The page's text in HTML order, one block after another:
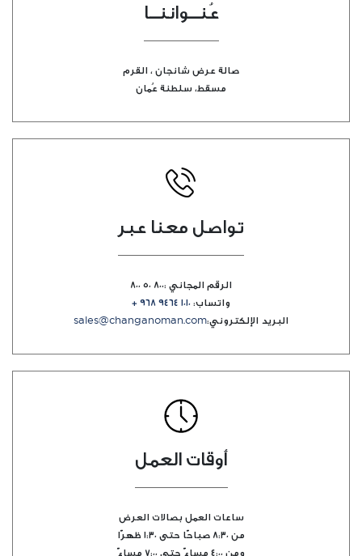
عُنــواننــا
صالة عرض شانجان ، القرم
مسقط، سلطنة عُمان
تواصل معنا عبر
الرقم المجاني :٨٠٠ ٥٠ ٨٠٠
واتساب: ١٠١٠ ٩٤٦٤ ‏‎٩٦٨‏‎+ ‎
البريد الإلكتروني:sales@changanoman.com
أوقات العمل
ساعات العمل بصالات العرض
من ٨:٣٠ ‎صباحًا حتى ١:٣٠ ظهرًا‎
ومن ٤:٠٠ ‎مساءً حتى ٧:٠٠ مساءً